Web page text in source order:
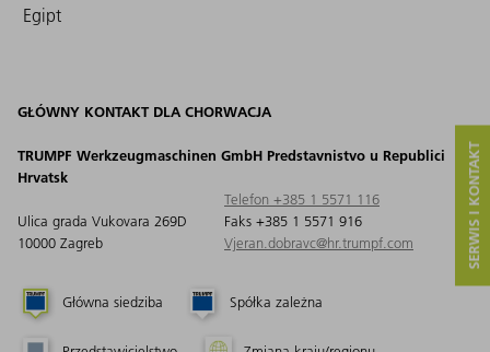
Egipt
GŁÓWNY KONTAKT DLA CHORWACJA
TRUMPF Werkzeugmaschinen GmbH Predstavnistvo u Republici
Hrvatsk
Ulica grada Vukovara 269D
10000 Zagreb
Telefon +385 1 5571 116
Faks +385 1 5571 916
Vjeran.dobravc@hr.trumpf.com
Główna siedziba Spółka zależna
SERWIS I KONTAKT